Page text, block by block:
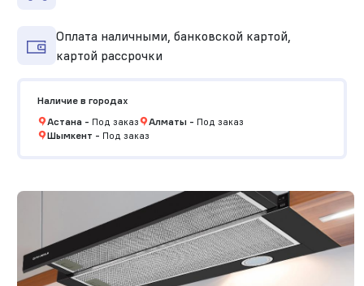
Оплата наличными, банковской картой,
картой рассрочки
Наличие в городах
Астана- Под заказ Алматы- Под заказ
Шымкент - Под заказ